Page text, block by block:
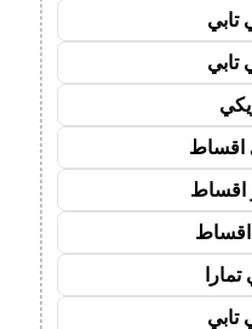
تابي
تابي
اقساط
اقساط
تابي